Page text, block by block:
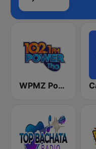
WPMZ Power 102.1 Poder 1110